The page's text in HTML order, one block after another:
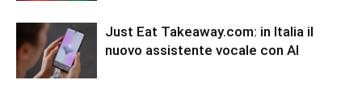
Just Eat Takeaway.com: in Italia il
nuovo assistente vocale con AI